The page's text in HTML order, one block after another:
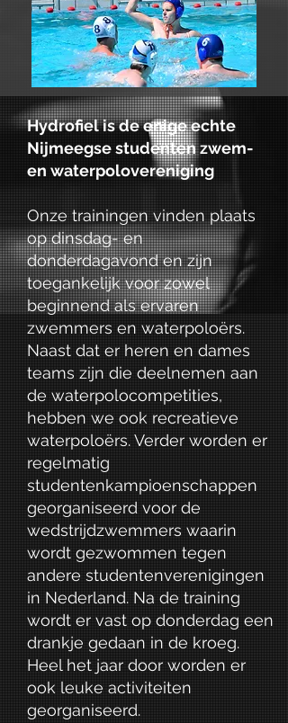
Hydrofiel is de enige echte
Nijmeegse studenten zwem-
en waterpolovereniging
Onze trainingen vinden plaats
op dinsdag- en
donderdagavond en zijn
toegankelijk voor zowel
beginnend als ervaren
zwemmers en waterpoloërs.
Naast dat er heren en dames
teams zijn die deelnemen aan
de waterpolocompetities,
hebben we ook recreatieve
waterpoloërs. Verder worden er
regelmatig
studentenkampioenschappen
georganiseerd voor de
wedstrijdzwemmers waarin
wordt gezwommen tegen
andere studentenverenigingen
in Nederland. Na de training
wordt er vast op donderdag een
drankje gedaan in de kroeg.
Heel het jaar door worden er
ook leuke activiteiten
georganiseerd.